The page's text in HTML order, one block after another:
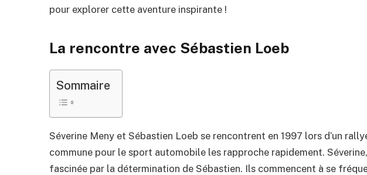
pour explorer cette aventure inspirante !
La rencontre avec Sébastien Loeb
Sommaire
Séverine Meny et Sébastien Loeb se rencontrent en 1997 lors d’un
commune pour le sport automobile les rapproche rapidement.
fascinée par la détermination de Sébastien. Ils commencent à se